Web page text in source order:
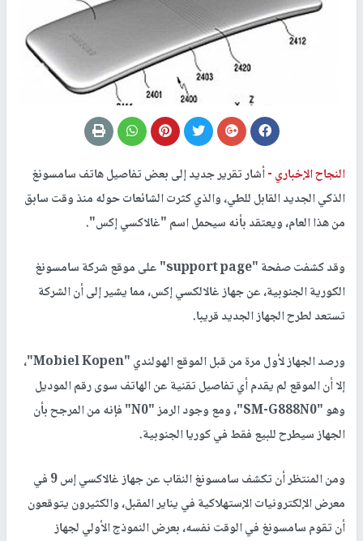
النجاح الإخباري -أشار تقرير جديد إلى بعض تفاصيل هاتف سامسونغ
الذكي الجديد القابل للطي، والذي كثرت الشائعات حوله منذ وقت سابق
من هذا العام، ويعتقد بأنه سيحمل اسم "غالاكسي إكس".
وقد كشفت صفحة "support page" على موقع شركة سامسونغ
الكورية الجنوبية، عن جهاز غالالكسي إكس، مما يشير إلى أن الشركة
تستعد لطرح الجهاز الجديد قريبا.
ورصد الجهاز لأول مرة من قبل الموقع الهولندي "Mobiel Kopen"،
إلا أن الموقع لم يقدم أي تفاصيل تقنية عن الهاتف سوى رقم الموديل
وهو "SM-G888N0"، ومع وجود الرمز "N0" فإنه من المرجح بأن
الجهاز سيطرح للبيع فقط في كوريا الجنوبية.
ومن المنتظر أن تكشف سامسونغ النقاب عن جهاز غالاكسي إس 9 في
معرض الإلكترونيات الإستهلاكية في يناير المقبل، والكثيرون يتوقعون
أن تقوم سامسونغ في الوقت نفسه، بعرض النموذج الأولي لجهاز